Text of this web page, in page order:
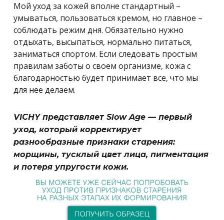
Мой уход за кожей вполне стандартный –
умываться, пользоваться кремом, но главное –
соблюдать режим дня. Обязательно нужно
отдыхать, высыпаться, нормально питаться,
заниматься спортом. Если следовать простым
правилам заботы о своем организме, кожа с
благодарностью будет принимает все, что мы
для нее делаем.
VICHY представляет Slow Age — первый
уход, который корректирует
разнообразные признаки старения:
морщины, тусклый цвет лица, пигментация
и потеря упругости кожи.